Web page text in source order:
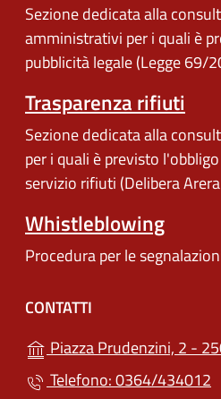
Sezione dedicata alla
amministrativi per i quali è
pubblicità legale (Legge 69/
Trasparenza rifiuti
Sezione dedicata alla
per i quali è previsto
servizio rifiuti (Delibera
Whistleblowing
Procedura per le
CONTATTI
Piazza Prudenzini, 2 -
Telefono: 0364/434012